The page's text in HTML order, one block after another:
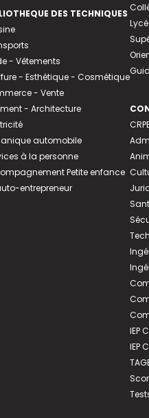
DES TECHNIQUES
- Vêtements
- Esthétique - Cosmétique
- Vente
- Architecture
automobile
à la personne
Petite enfance
entrepreneur
IEP
IEP